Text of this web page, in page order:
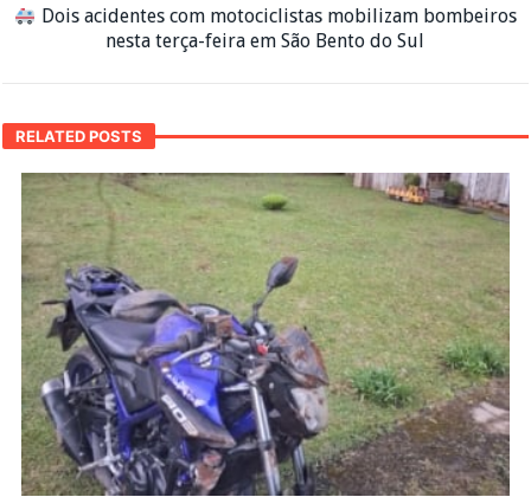
Dois acidentes com motociclistas mobilizam bombeiros
nesta terça-feira em São Bento do Sul
RELATED POSTS